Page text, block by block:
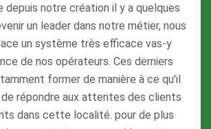
depuis notre création il y a quelques
un leader dans notre métier, nous
un système très efficace vas-y
de nos opérateurs. Ces derniers
former de manière à ce qu'il
répondre aux attentes des clients
dans cette localité. pour de plus